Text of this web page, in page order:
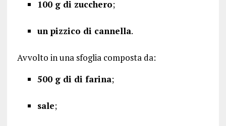
100 g di zucchero;
un pizzico di cannella.
Avvolto in una sfoglia composta da:
500 g di di farina;
sale;